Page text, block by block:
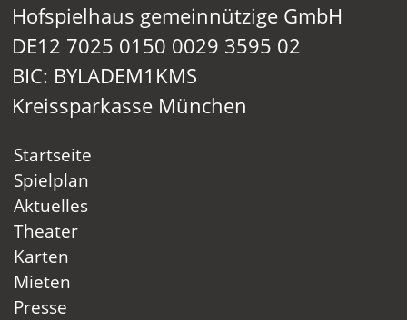
Hofspielhaus gemeinnützige GmbH
DE12 7025 0150 0029 3595 02
BIC: BYLADEM1KMS
Kreissparkasse München
Startseite
Spielplan
Aktuelles
Theater
Karten
Mieten
Presse